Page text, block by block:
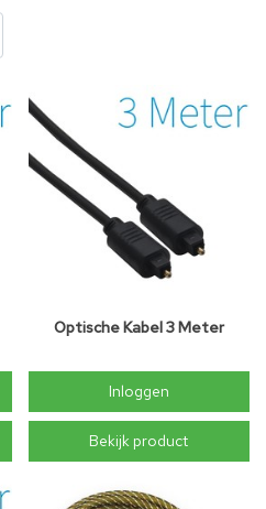
Optische Kabel 3 Meter
Inloggen
Bekijk product